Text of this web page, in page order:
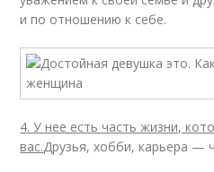
и по отношению к себе.
4. У нее есть часть жизни,
вас.Друзья, хобби, карьера —